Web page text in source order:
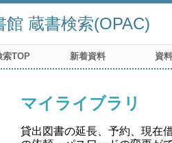
蔵書検索(OPAC)
索TOP 新着資料 資
マイライブラリ
貸出図書の延長、予約、現在